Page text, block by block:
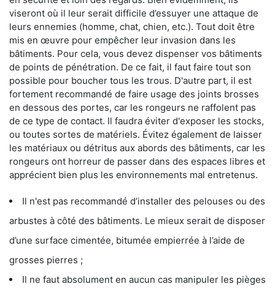
viseront où il leur serait difficile d’essuyer une attaque de
leurs ennemies (homme, chat, chien, etc.). Tout doit être
mis en œuvre pour empêcher leur invasion dans les
bâtiments. Pour cela, vous devez dispenser vos bâtiments
de points de pénétration. De ce fait, il faut faire tout son
possible pour boucher tous les trous. D'autre part, il est
fortement recommandé de faire usage des joints brosses
en dessous des portes, car les rongeurs ne raffolent pas
de ce type de contact. Il faudra éviter d'exposer les stocks,
ou toutes sortes de matériels. Évitez également de laisser
les matériaux ou détritus aux abords des bâtiments, car les
rongeurs ont horreur de passer dans des espaces libres et
apprécient bien plus les environnements mal entretenus.
Il n'est pas recommandé d’installer des pelouses ou des
arbustes à côté des bâtiments. Le mieux serait de disposer
d’une surface cimentée, bitumée empierrée à l’aide de
grosses pierres ;
Il ne faut absolument en aucun cas manipuler les pièges